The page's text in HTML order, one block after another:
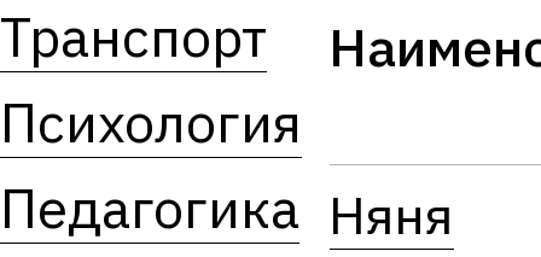
Транспорт
Психология
Педагогика Няня